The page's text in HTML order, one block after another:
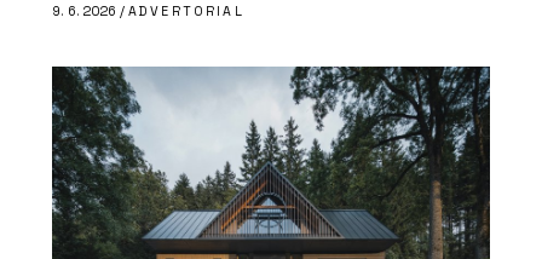
9. 6. 2026 / ADVERTORIAL